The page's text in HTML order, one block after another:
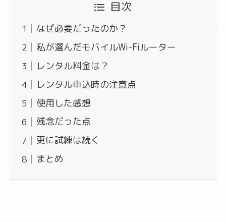
目次
なぜ必要だったのか？
私が選んだモバイルWi-Fiルーター
レンタル料金は？
レンタル申込時の注意点
使用した感想
残念だった点
更に試練は続く
まとめ